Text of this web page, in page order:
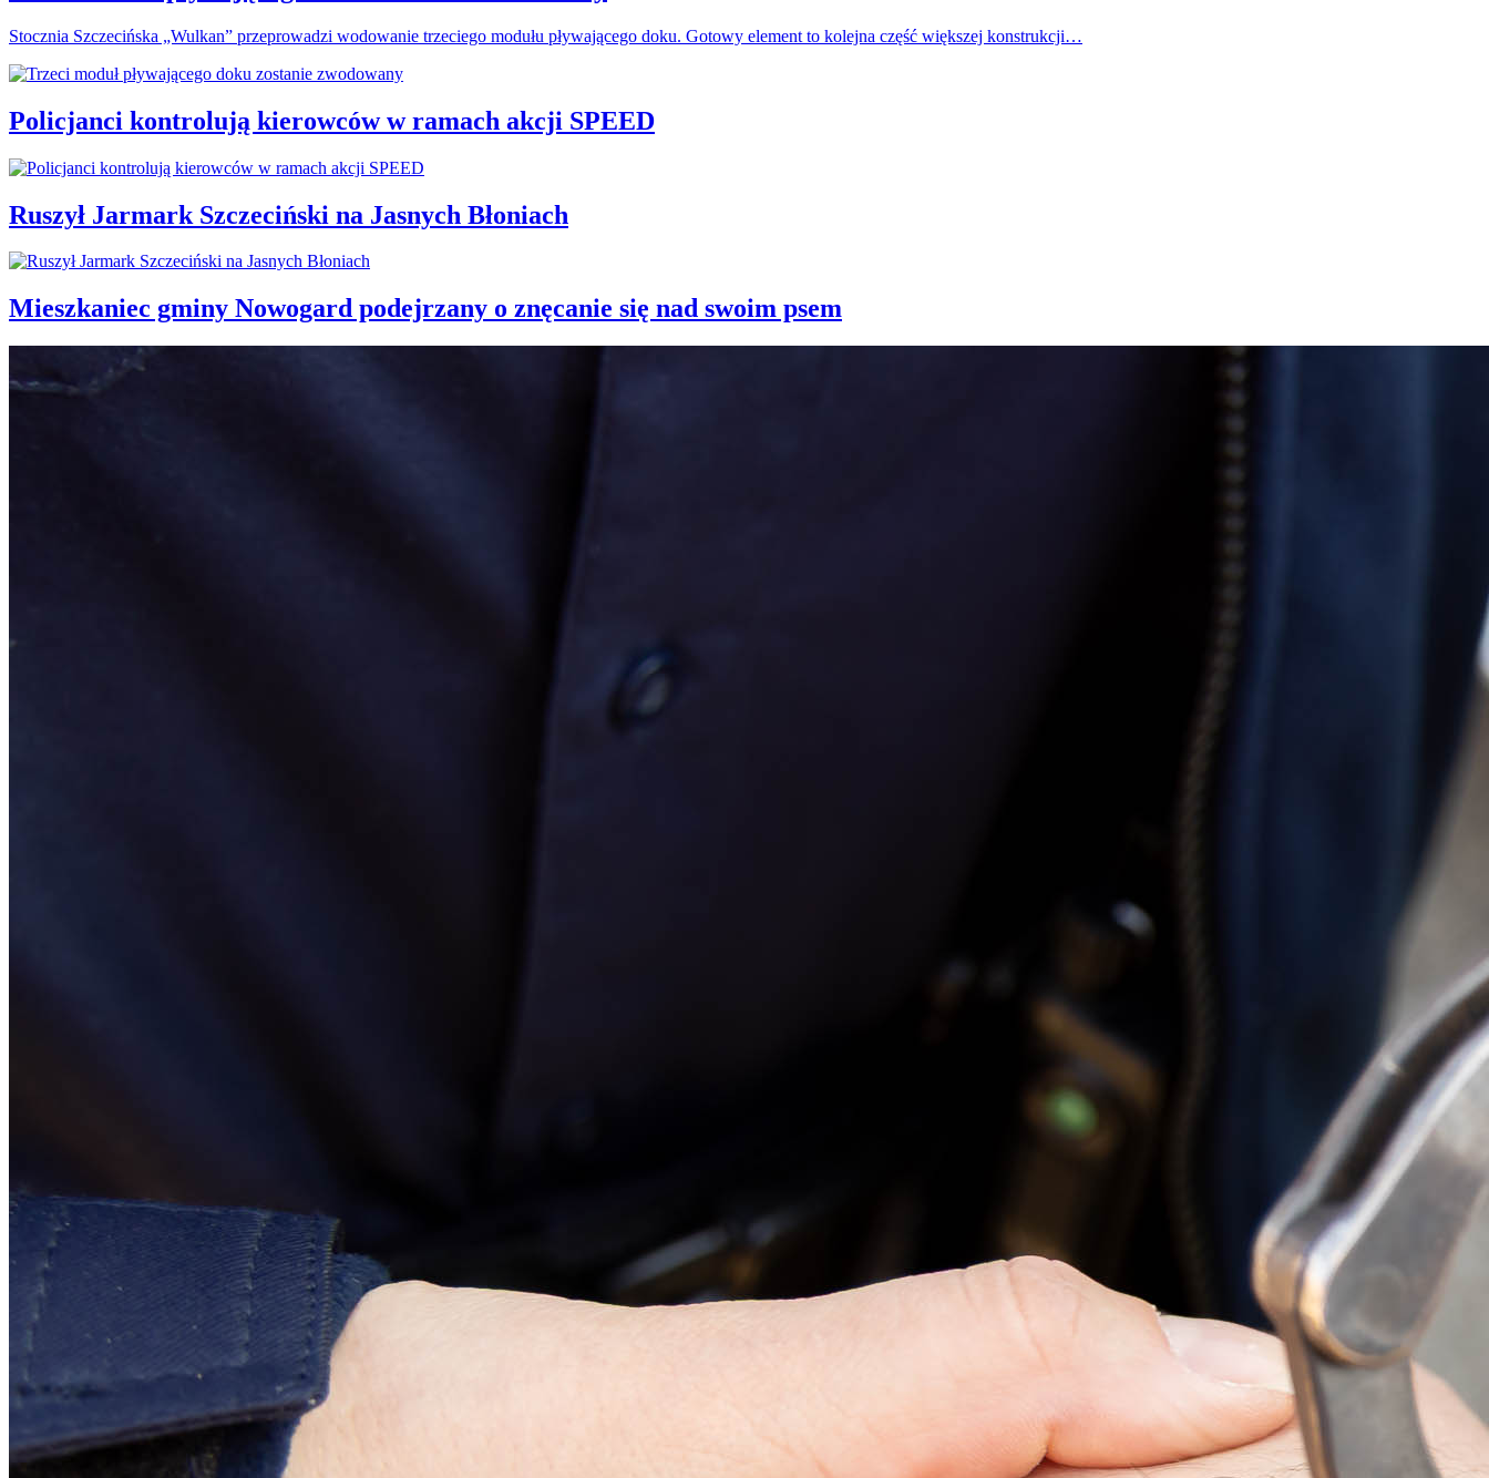
Stocznia Szczecińska „Wulkan” przeprowadzi wodowanie trzeciego modułu pływającego doku. Gotowy element to kolejna część większej konstrukcji…
Policjanci kontrolują kierowców w ramach akcji SPEED
Ruszył Jarmark Szczeciński na Jasnych Błoniach
Mieszkaniec gminy Nowogard podejrzany o znęcanie się nad swoim psem